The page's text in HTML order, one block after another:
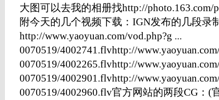
大图可以去我的相册找http://photo.163.com/
附今天的几个视频下载：IGN发布的几段录
http://www.yaoyuan.com/vod.php?g ...
0070519/4002741.flvhttp://
0070519/4002265.flvhttp://
0070519/4002901.flvhttp://
0070519/4002960.flv官方网站的两段CG：(